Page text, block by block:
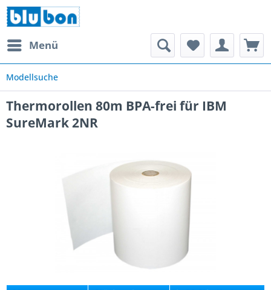
Menü
Modellsuche
Thermorollen 80m BPA-frei für IBM
SureMark 2NR